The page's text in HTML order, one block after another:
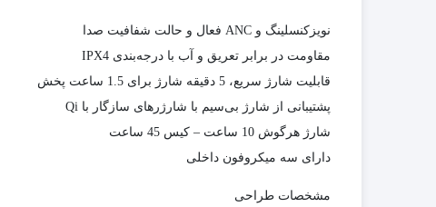
نویزکنسلینگ و ANC فعال و حالت شفافیت صدا
مقاومت در برابر تعریق و آب با درجه‌بندی IPX4
قابلیت شارژ سریع، 5 دقیقه شارژ برای 1.5 ساعت پخش
پشتیبانی از شارژ بی‌سیم با شارژرهای سازگار با Qi
شارژ هرگوش 10 ساعت – کیس 45 ساعت
دارای سه میکروفون داخلی
مشخصات طراحی